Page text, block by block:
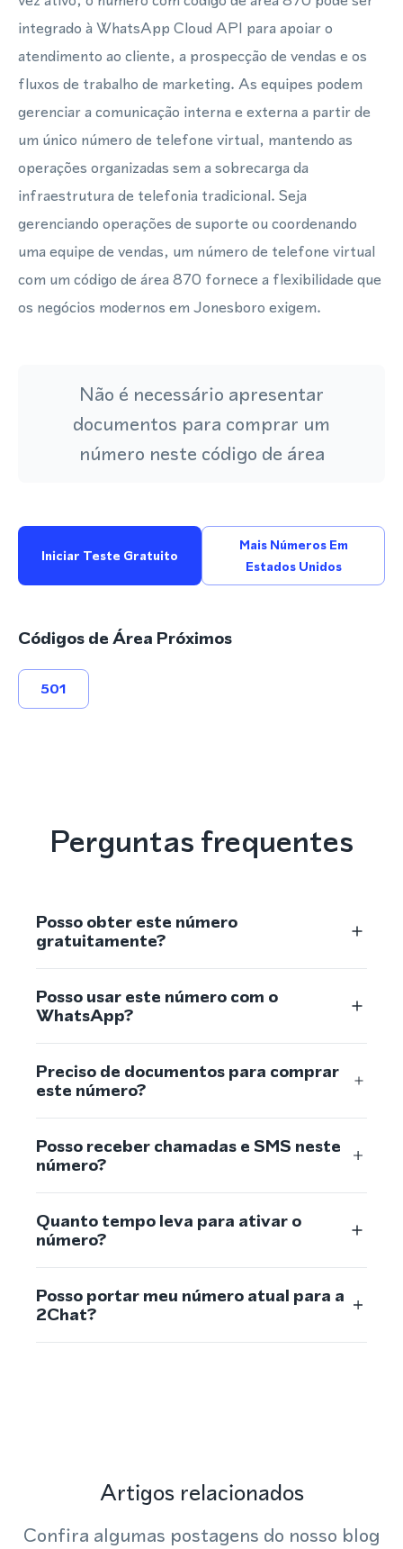
integrado à WhatsApp Cloud API para apoiar o
atendimento ao cliente, a prospecção de vendas e os
fluxos de trabalho de marketing. As equipes podem
gerenciar a comunicação interna e externa a partir de
um único número de telefone virtual, mantendo as
operações organizadas sem a sobrecarga da
infraestrutura de telefonia tradicional. Seja
gerenciando operações de suporte ou coordenando
uma equipe de vendas, um número de telefone virtual
com um código de área 870 fornece a flexibilidade que
os negócios modernos em Jonesboro exigem.
Não é necessário apresentar
documentos para comprar um
número neste código de área
Iniciar Teste Gratuito
Mais Números Em
Estados Unidos
Códigos de Área Próximos
501
Perguntas frequentes
Posso obter este número
gratuitamente?
Posso usar este número com o
WhatsApp?
Preciso de documentos para comprar
este número?
Posso receber chamadas e SMS neste
número?
Quanto tempo leva para ativar o
número?
Posso portar meu número atual para a
2Chat?
Artigos relacionados
Confira algumas postagens do nosso blog